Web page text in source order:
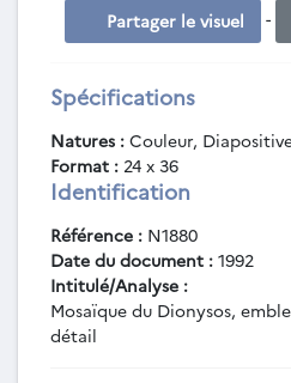
Partager le visuel
-
Spécifications
Natures : Couleur,
Format : 24 x 36
Identification
Référence : N1880
Date du document : 1992
Intitulé/Analyse :
Mosaïque du Dionysos,
détail